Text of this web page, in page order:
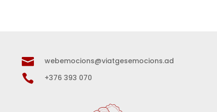
 webemocions@viatgesemocions.ad
 +376 393 070